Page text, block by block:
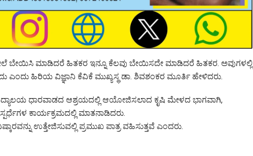
ಬೇಯಿಸಿ ಮಾಡಿದರೆ ಹಿತಕರ ಇನ್ನೂ ಕೆಲವು ಬೇಯಿಸದೇ ಮಾಡಿದರೆ ಹಿತಕರ. ಅವುಗಳಲ್ಲಿ
ಎಂದು ಹಿರಿಯ ವಿಜ್ಞಾನಿ ಕೆವಿಕೆ ಮುಖ್ಯಸ್ಥ ಡಾ. ಶಿವಶಂಕರ ಮೂರ್ತಿ ಹೇಳಿದರು.
ಧಾರವಾಡದ ಆಶ್ರಯದಲ್ಲಿ ಆಯೋಜಿಸಲಾದ ಕೃಷಿ ಮೇಳದ ಭಾಗವಾಗಿ,
ಕಾರ್ಯಕ್ರಮದಲ್ಲಿ ಮಾತನಾಡಿದರು.
ಉತ್ತೇಜಿಸುವಲ್ಲಿ ಪ್ರಮುಖ ಪಾತ್ರ ವಹಿಸುತ್ತವೆ ಎಂದರು.